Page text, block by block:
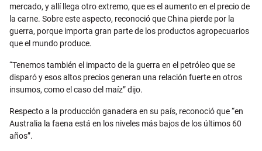
mercado, y allí llega otro extremo, que es el aumento en el precio de
la carne. Sobre este aspecto, reconoció que China pierde por la
guerra, porque importa gran parte de los productos agropecuarios
que el mundo produce.
“Tenemos también el impacto de la guerra en el petróleo que se
disparó y esos altos precios generan una relación fuerte en otros
insumos, como el caso del maíz” dijo.
Respecto a la producción ganadera en su país, reconoció que “en
Australia la faena está en los niveles más bajos de los últimos 60
años”.